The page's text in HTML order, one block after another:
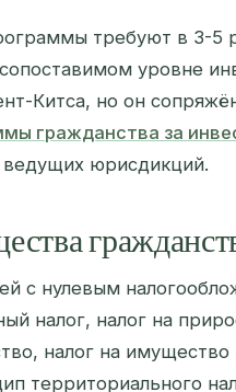
требуют в 3-5
уровне
Китса, но он
гражданства за
ведущих юрисдикций.
с нулевым
налог, налог на
налог на
территориального